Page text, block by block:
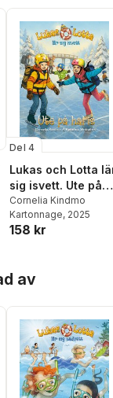
röster:
Del 4
Lukas och Lotta
sig isvett. Ute på
hal is
Cornelia Kindmo
Kartonnage, 2025
158 kr
av